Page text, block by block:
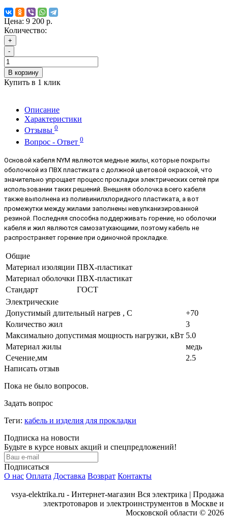
Цена: 9 200 р.
Количество:
+
-
В корзину
Купить в 1 клик
Описание
Характеристики
Отзывы 0
Вопрос - Ответ 0
Основой кабеля NYM являются медные жилы, которые покрыты
оболочкой из ПВХ пластиката с должной цветовой окраской, что
значительно упрощает процесс прокладки электрических сетей при
использовании таких решений. Внешняя оболочка всего кабеля
также выполнена из поливинилхлоридного пластиката, а вот
промежутки между жилами заполнены невулканизированной
резиной. Последняя способна поддерживать горение, но оболочки
кабеля и жил являются самозатухающими, поэтому кабель не
распространяет горение при одиночной прокладке.
Общие
Материал изоляции ПВХ-пластикат
Материал оболочки ПВХ-пластикат
Стандарт
ГОСТ
Электрические
Допустимый длительный нагрев , С
+70
Количество жил
3
Максимально допустимая мощность нагрузки, кВт 5.0
Материал жилы
медь
Сечение,мм
2.5
Написать отзыв
Пока не было вопросов.
Задать вопрос
Теги: кабель и изделия для прокладки
Подписка на новости
Будьте в курсе новых акций и спецпредложений!
Подписаться
О нас Оплата Доставка Возврат Контакты
vsya-elektrika.ru - Интернет-магазин Вся электрика | Продажа
электротоваров и электроинструментов в Москве и
Московской области © 2026